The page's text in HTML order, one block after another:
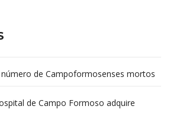
de Campoformosenses mortos
morreram em desabamentos são
de Campo Formoso adquire